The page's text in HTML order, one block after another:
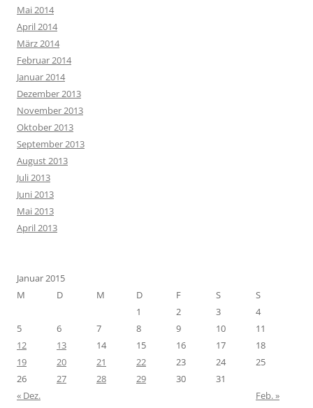
Mai 2014
April 2014
März 2014
Februar 2014
Januar 2014
Dezember 2013
November 2013
Oktober 2013
September 2013
August 2013
Juli 2013
Juni 2013
Mai 2013
April 2013
Januar 2015
M
D M D F S
S
1
2 3
4
5
6 7 8 9 10
11
12
13 14 15 16 17
18
19
20 21 22 23 24
25
26
27 28 29 30
31
« Dez.
Feb. »